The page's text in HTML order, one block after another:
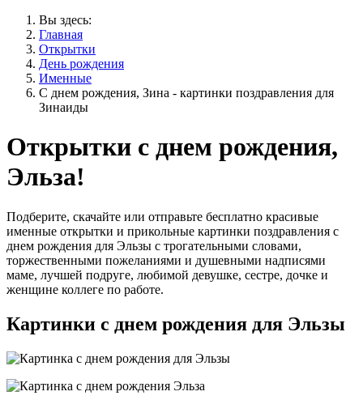
Вы здесь:
Главная
Открытки
День рождения
Именные
С днем рождения, Зина - картинки поздравления для
Зинаиды
Открытки с днем рождения,
Эльза!
Подберите, скачайте или отправьте бесплатно красивые
именные открытки и прикольные картинки поздравления с
днем рождения для Эльзы с трогательными словами,
торжественными пожеланиями и душевными надписями
маме, лучшей подруге, любимой девушке, сестре, дочке и
женщине коллеге по работе.
Картинки с днем рождения для Эльзы